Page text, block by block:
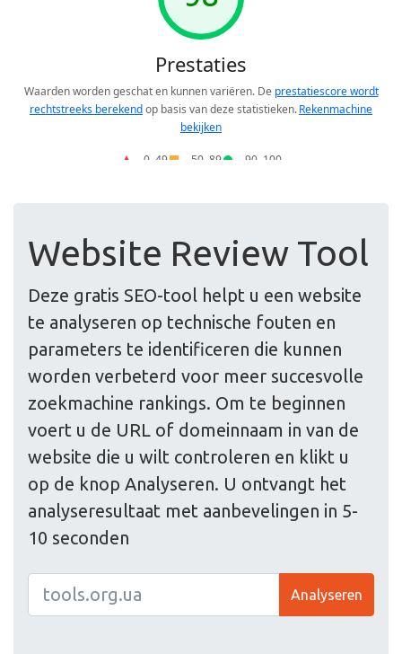
Website Review Tool
Deze gratis SEO-tool helpt u een website
te analyseren op technische fouten en
parameters te identificeren die kunnen
worden verbeterd voor meer succesvolle
zoekmachine rankings. Om te beginnen
voert u de URL of domeinnaam in van de
website die u wilt controleren en klikt u
op de knop Analyseren. U ontvangt het
analyseresultaat met aanbevelingen in 5-
10 seconden
Analyseren